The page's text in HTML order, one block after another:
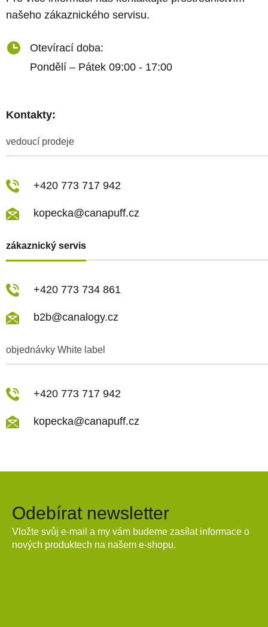
našeho zákaznického servisu.
Otevírací doba:
Pondělí – Pátek 09:00 - 17:00
Kontakty:
zákaznický servis
vedoucí prodeje
objednávky White label
+420 773 717 942
kopecka@canapuff.cz
+420 773 734 861
b2b@canalogy.cz
+420 773 717 942
kopecka@canapuff.cz
Odebírat newsletter
Vložte svůj e-mail a my vám budeme zasílat informace o
nových produktech na našem e-shopu.